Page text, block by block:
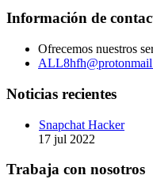
Información de
Ofrecemos nuestros
Noticias recientes
Snapchat Hacker
17 jul 2022
Trabaja con nosotros